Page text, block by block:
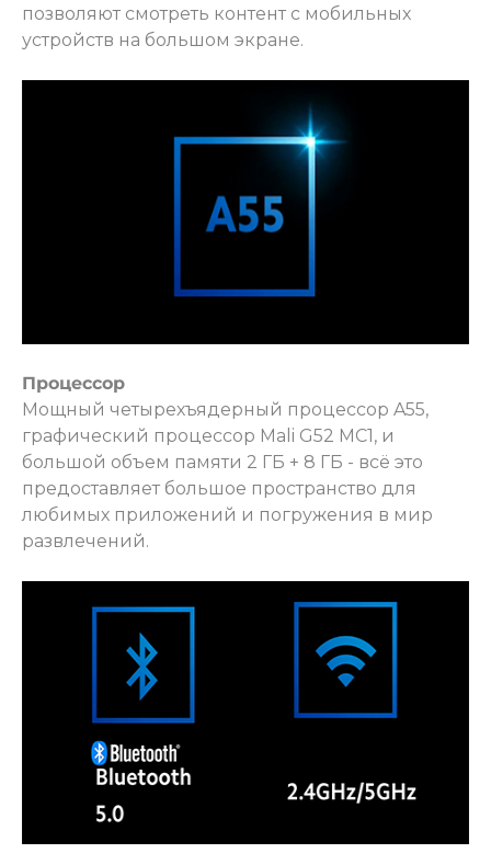
позволяют смотреть контент с мобильных
устройств на большом экране.
Процессор
Мощный четырехъядерный процессор A55,
графический процессор Mali G52 МС1, и
большой объем памяти 2 ГБ + 8 ГБ - всё это
предоставляет большое пространство для
любимых приложений и погружения в мир
развлечений.